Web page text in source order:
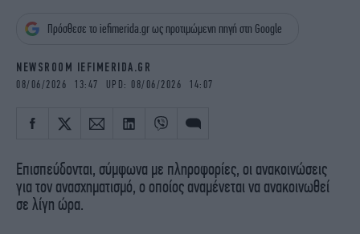
OSCARS
THE OCEAN
Πρόσθεσε το iefimerida.gr ως προτιμώμενη πηγή στη Google
NEWSROOM IEFIMERIDA.GR
08/06/2026 13:47 UPD: 08/06/2026 14:07
Επισπεύδονται, σύμφωνα με πληροφορίες, οι ανακοινώσεις
για τον ανασχηματισμό, ο οποίος αναμένεται να ανακοινωθεί
σε λίγη ώρα.